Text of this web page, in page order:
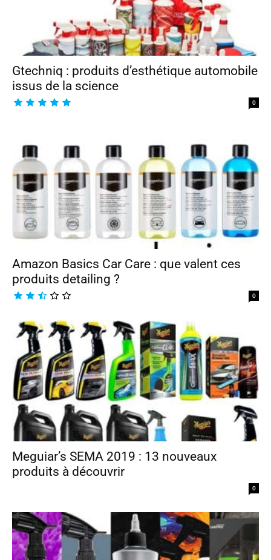
Gtechniq : produits d’esthétique automobile
issus de la science
0
Amazon Basics Car Care : que valent ces
produits detailing ?
0
Meguiar’s SEMA 2019 : 13 nouveaux
produits à découvrir
0